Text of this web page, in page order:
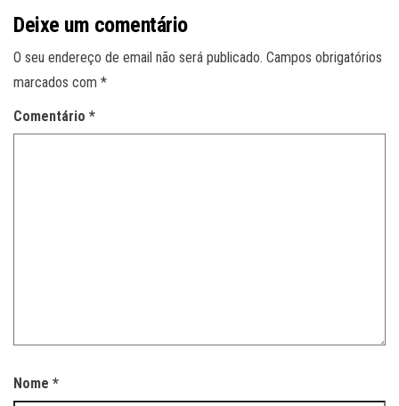
Deixe um comentário
O seu endereço de email não será publicado. Campos obrigatórios
marcados com *
Comentário *
Nome *